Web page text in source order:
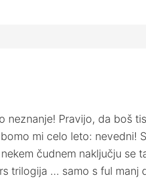
neznanje! Pravijo, da boš
mi celo leto: nevedni!
čudnem naključju
trilogija … samo s ful manj